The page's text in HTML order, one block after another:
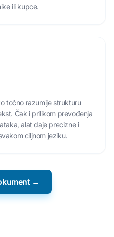
ili kupce.
točno razumije strukturu
Čak i prilikom prevođenja
alat daje precizne i
ciljnom jeziku.
→